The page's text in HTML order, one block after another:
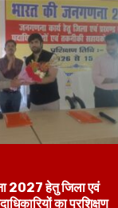
2027 हेतु जिला एवं
का प्रशिक्षण
दैनिक इंडिया टुडे